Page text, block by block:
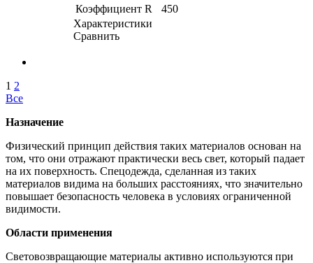
Коэффициент R
450
Характеристики
Сравнить
1 2
Все
Назначение
Физический принцип действия таких материалов основан на
том, что они отражают практически весь свет, который падает
на их поверхность. Спецодежда, сделанная из таких
материалов видима на больших расстояниях, что значительно
повышает безопасность человека в условиях ограниченной
видимости.
Области применения
Световозвращающие материалы активно используются при